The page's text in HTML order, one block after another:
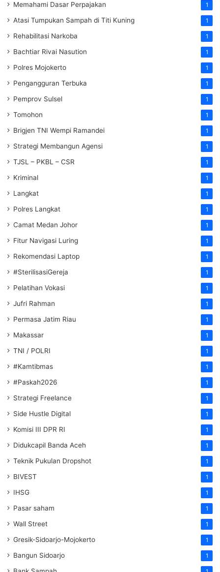
Memahami Dasar Perpajakan 1
Atasi Tumpukan Sampah di Titi Kuning 1
Rehabilitasi Narkoba 1
Bachtiar Rivai Nasution 1
Polres Mojokerto 1
Pengangguran Terbuka 1
Pemprov Sulsel 1
Tomohon 1
Brigjen TNI Wempi Ramandei 1
Strategi Membangun Agensi 1
TJSL – PKBL – CSR 1
Kriminal 1
Langkat 1
Polres Langkat 1
Camat Medan Johor 1
Fitur Navigasi Luring 1
Rekomendasi Laptop 1
#SterilisasiGereja 1
Pelatihan Vokasi 1
Jufri Rahman 1
Permasa Jatim Riau 1
Makassar 1
TNI / POLRI 1
#Kamtibmas 1
#Paskah2026 1
Strategi Freelance 1
Side Hustle Digital 1
Komisi III DPR RI 1
Didukcapil Banda Aceh 1
Teknik Pukulan Dropshot 1
BIVEST 1
IHSG 1
Pasar saham 1
Wall Street 1
Gresik-Sidoarjo-Mojokerto 1
Bangun Sidoarjo 1